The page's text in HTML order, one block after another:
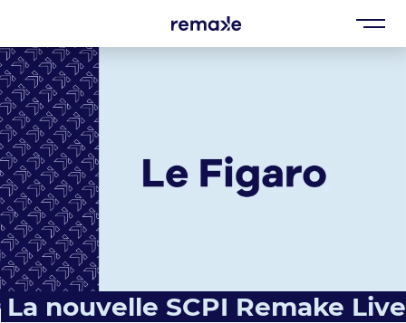
La nouvelle SCPI Remake Live